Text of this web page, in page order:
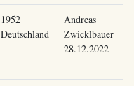
1952
Deutschland
Andreas
Zwicklbauer
28.12.2022